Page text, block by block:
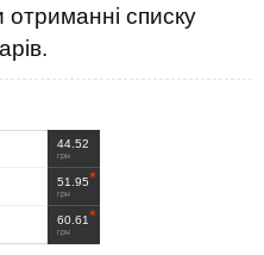
списку
44.52
грн
51.95
грн
60.61
грн